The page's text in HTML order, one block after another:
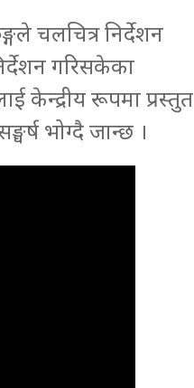
चलचित्र निर्देशन
गरिसकेका
केन्द्रीय रूपमा प्रस्तुत
भोग्दै जान्छ ।